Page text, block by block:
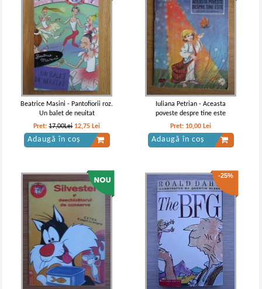
Ioan Slavici - Nuvele
IN STOC
Pret:
13,00Lei9,75Lei
Adaugă în coș
Ioan Slavici - Nuvele
IN STOC
Pret:11,00Lei 7,15Lei
Adaugă în coș
Ioan Slavici - Nuvele (2 volume)
IN STOC
Pret:16,00Lei
Adaugă în coș
Ioan Slavici - Nuvele
IN STOC
Pret: 10,00Lei6,50Lei
Adaugă în coș
Beatrice Masini - Pantofiorii roz.
Un balet de neuitat
Pret:17,00Lei 12,75 Lei
Adaugă în coș
Iuliana Petrian - Aceasta
poveste despre tine este
Pret: 10,00 Lei
Adaugă în coș
-25%